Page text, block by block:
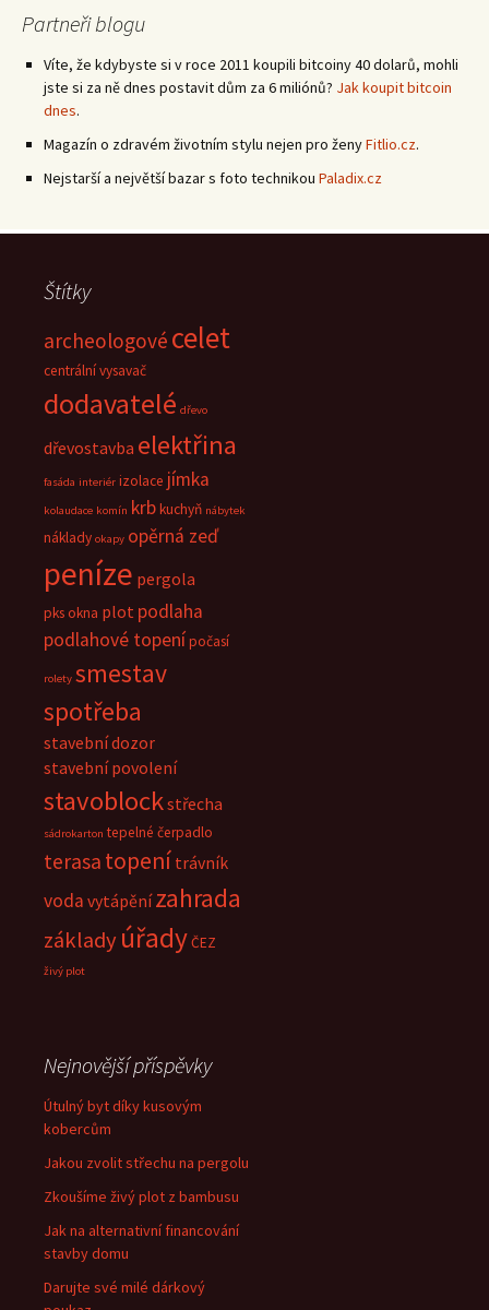
Partneři blogu
Víte, že kdybyste si v roce 2011 koupili bitcoiny 40 dolarů, mohli
jste si za ně dnes postavit dům za 6 miliónů? Jak koupit bitcoin
dnes.
Magazín o zdravém životním stylu nejen pro ženyFitlio.cz.
Nejstarší a největší bazar s foto technikou Paladix.cz
Štítky
archeologové celet
centrální vysavač
dodavatelé dřevo
dřevostavba elektřina
fasáda interiér izolace jímka
kolaudace komín krbkuchyň nábytek
náklady okapy opěrná zeď
peníze pergola
pks okna plot podlaha
podlahové topenípočasí
rolety smestav
spotřeba
stavební dozor
stavební povolení
stavoblockstřecha
sádrokarton tepelné čerpadlo
terasa topení trávník
voda vytápění zahrada
základyúřadyČEZ
živý plot
Nejnovější příspěvky
Útulný byt díky kusovým
kobercům
Jakou zvolit střechu na pergolu
Zkoušíme živý plot z bambusu
Jak na alternativní financování
stavby domu
Darujte své milé dárkový